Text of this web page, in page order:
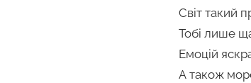
Світ такий
Тобі лише
Емоцій
А також